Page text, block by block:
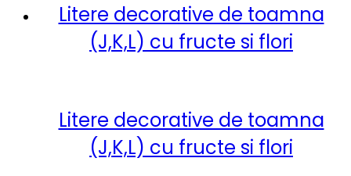
Litere decorative de toamna
(J,K,L) cu fructe si flori
Litere decorative de toamna
(J,K,L) cu fructe si flori